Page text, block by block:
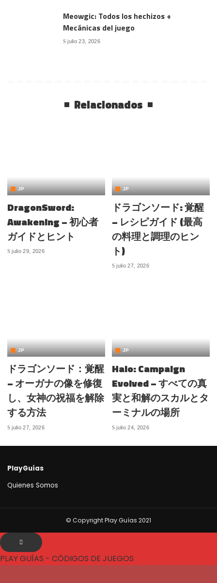
Meowgic: Todos los hechizos +
Mecánicas del juego
julio 23, 2026
Relacionados
JP
DragonSword:
Awakening – 初心者
ガイドとヒント
julio 29, 2026
JP
ドラゴンソード: 覚醒
– レシピガイド (最高
の料理と調理のヒン
ト)
julio 27, 2026
JP
ドラゴンソード：覚醒
– オーガナの像を修復
し、女神の祝福を解除
する方法
julio 27, 2026
JP
Halo: Campaign
Evolved – すべての真
実と和解のスカルとタ
ーミナルの場所
julio 24, 2026
PlayGuías
Quienes Somos
© Copyright Play Guías 2021
PLAY GUÍAS - CÓDIGOS DE JUEGOS